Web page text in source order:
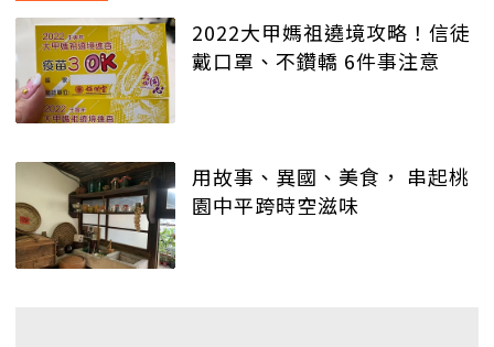
2022大甲媽祖遶境攻略！信徒
戴口罩、不鑽轎 6件事注意
用故事、異國、美食， 串起桃
園中平跨時空滋味